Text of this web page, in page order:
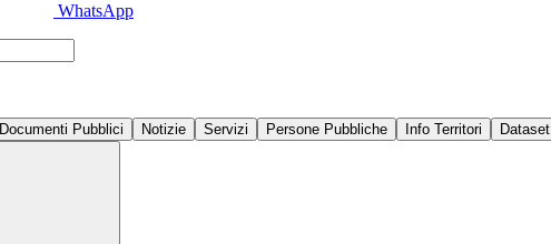
WhatsApp
Documenti Pubblici Notizie Servizi Persone Pubbliche Info Territori Dataset